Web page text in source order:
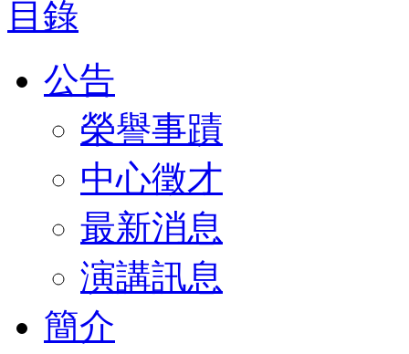
目錄
公告
榮譽事蹟
中心徵才
最新消息
演講訊息
簡介